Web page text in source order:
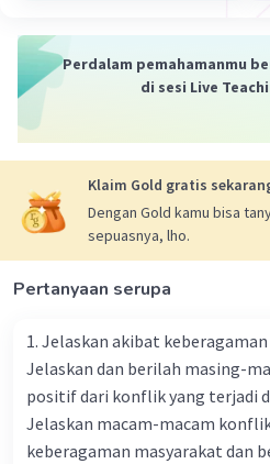
Perdalam pemahamanmu
di sesi Live
Klaim Gold gratis
Dengan Gold kamu bisa
sepuasnya, lho.
Pertanyaan serupa
1. Jelaskan akibat keberagaman
Jelaskan dan berilah masing-
positif dari konflik yang terjadi
Jelaskan macam-macam
keberagaman masyarakat dan